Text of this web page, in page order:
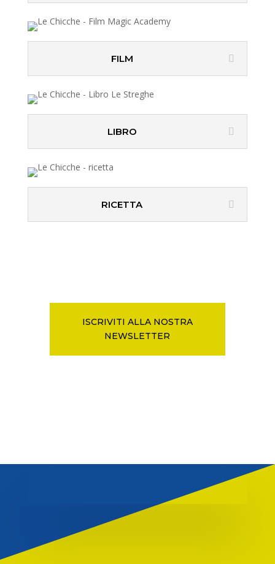
FILM
LIBRO
RICETTA
ISCRIVITI ALLA NOSTRA
NEWSLETTER